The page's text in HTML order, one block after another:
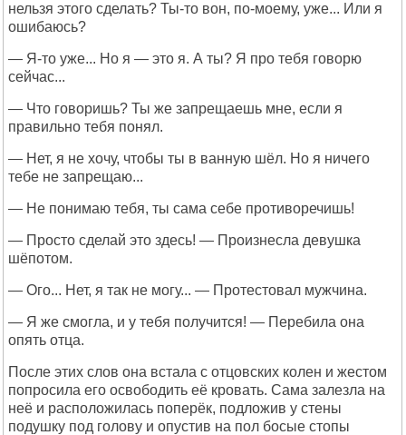
нельзя этого сделать? Ты-то вон, по-моему, уже... Или я
ошибаюсь?
— Я-то уже... Но я — это я. А ты? Я про тебя говорю
сейчас...
— Что говоришь? Ты же запрещаешь мне, если я
правильно тебя понял.
— Нет, я не хочу, чтобы ты в ванную шёл. Но я ничего
тебе не запрещаю...
— Не понимаю тебя, ты сама себе противоречишь!
— Просто сделай это здесь! — Произнесла девушка
шёпотом.
— Ого... Нет, я так не могу... — Протестовал мужчина.
— Я же смогла, и у тебя получится! — Перебила она
опять отца.
После этих слов она встала с отцовских колен и жестом
попросила его освободить её кровать. Сама залезла на
неё и расположилась поперёк, подложив у стены
подушку под голову и опустив на пол босые стопы